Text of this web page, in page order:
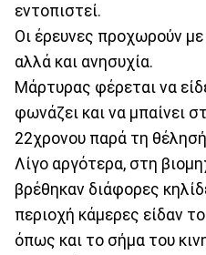
εντοπιστεί.
Οι έρευνες προχωρούν
αλλά και ανησυχία.
Μάρτυρας φέρεται να
φωνάζει και να μπαίνει
22χρονου παρά τη
Λίγο αργότερα, στη
βρέθηκαν διάφορες
περιοχή κάμερες είδαν
όπως και το σήμα του